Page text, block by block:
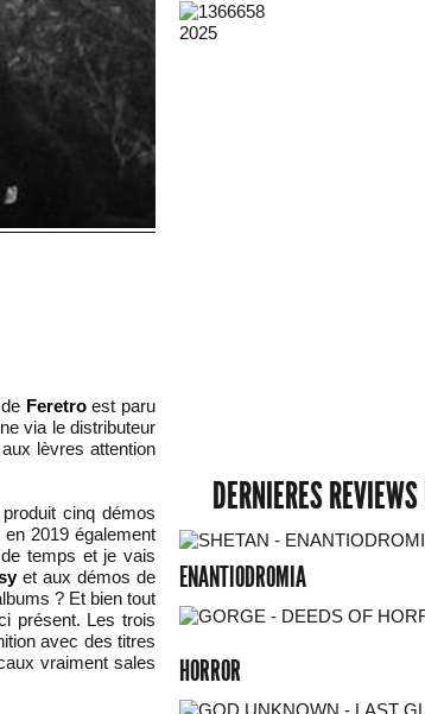
Feretroest paru
via le distributeur
lèvres attention
cinq démos
2019 également
temps et je vais
et aux démos de
? Et bien tout
présent. Les trois
avec des titres
vraiment sales
2025
DERNIERES
ENANTIODROMIA
HORROR